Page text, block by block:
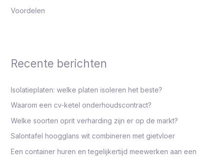
Voordelen
Recente berichten
Isolatieplaten: welke platen isoleren het beste?
Waarom een cv-ketel onderhoudscontract?
Welke soorten oprit verharding zijn er op de markt?
Salontafel hoogglans wit combineren met gietvloer
Een container huren en tegelijkertijd meewerken aan een